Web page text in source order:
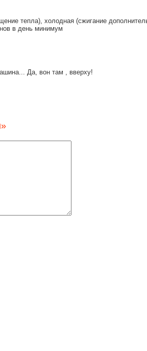
тепла), холодная (сжигание
в день минимум
Да, вон там , вверху!